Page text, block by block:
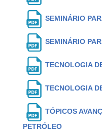
SEMINÁRIO
SEMINÁRIO
TECNOLOGIA
TECNOLOGIA
TÓPICOS
PETRÓLEO